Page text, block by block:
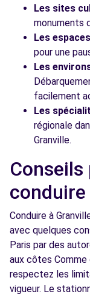
Les sites
monuments
Les
pour une
Les
facilement
Les
régionale
Granville.
conduire
Conduire à
avec quelques
Paris par des
aux côtes
respectez les
vigueur. Le